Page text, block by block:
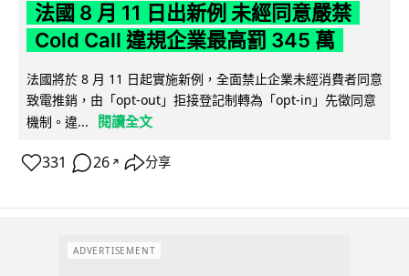
法國 8 月 11 日出新例 未經同意嚴禁
Cold Call 違規企業最高罰 345 萬
法國將於 8 月 11 日起實施新例，全面禁止企業未經消費者同意
致電推銷，由「opt-out」拒接登記制轉為「opt-in」先徵同意
機制。違...
閱讀全文
331 26 ↗ 分享
ADVERTISEMENT